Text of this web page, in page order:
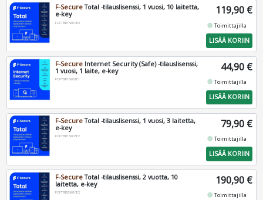
F-SecureTotal -tilauslisenssi, 1 vuosi, 10 laitetta,
e-key
FCFTBR1N010E2
119,90 €
fiber_manual_recordToimittajilla
LISÄÄ KORIIN
F-Secure Internet Security (Safe) -tilauslisenssi,
1 vuosi, 1 laite, e-key
FCFYBR1N001E1
44,90 €
fiber_manual_recordToimittajilla
LISÄÄ KORIIN
F-SecureTotal -tilauslisenssi, 1 vuosi, 3 laitetta,
e-key
FCFTBR1N003E2
79,90 €
fiber_manual_recordToimittajilla
LISÄÄ KORIIN
F-SecureTotal -tilauslisenssi, 2 vuotta, 10
laitetta, e-key
FCFTBR2N010E2
190,90 €
fiber_manual_recordToimittajilla